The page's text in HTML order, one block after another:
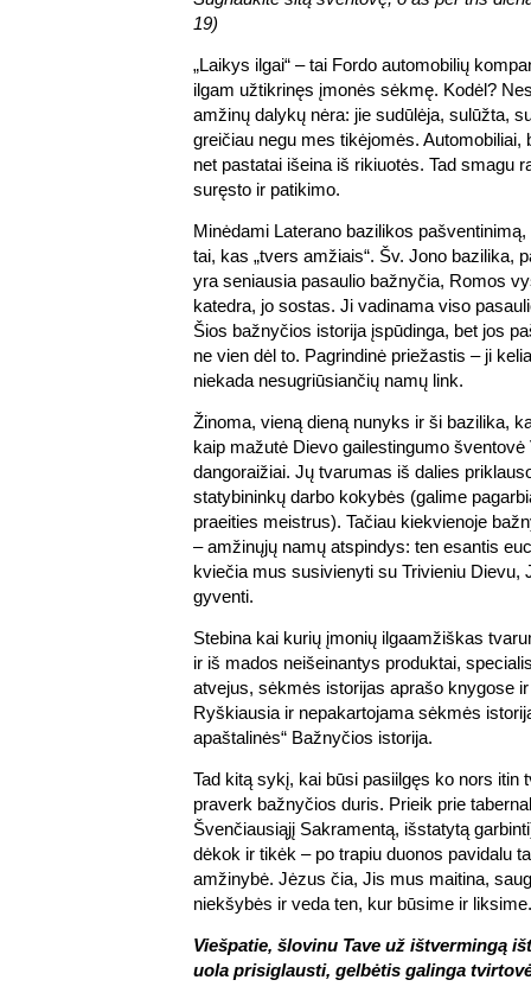
19)
„Laikys ilgai“ – tai Fordo automobilių
ilgam užtikrinęs įmonės sėkmę. Kodėl?
amžinų dalykų nėra: jie sudūlėja, sulūžta,
greičiau negu mes tikėjomės. Automobiliai,
net pastatai išeina iš rikiuotės. Tad smagu
suręsto ir patikimo.
Minėdami Laterano bazilikos
tai, kas „tvers amžiais“. Šv. Jono bazilika,
yra seniausia pasaulio bažnyčia, Romos
katedra, jo sostas. Ji vadinama viso
Šios bažnyčios istorija įspūdinga, bet jos
ne vien dėl to. Pagrindinė priežastis – ji
niekada nesugriūsiančių namų link.
Žinoma, vieną dieną nunyks ir ši bazilika,
kaip mažutė Dievo gailestingumo
dangoraižiai. Jų tvarumas iš dalies
statybininkų darbo kokybės (galime
praeities meistrus). Tačiau kiekvienoje
– amžinųjų namų atspindys: ten esantis
kviečia mus susivienyti su Trivieniu Dievu,
gyventi.
Stebina kai kurių įmonių ilgaamžiškas
ir iš mados neišeinantys produktai,
atvejus, sėkmės istorijas aprašo knygose
Ryškiausia ir nepakartojama sėkmės
apaštalinės“ Bažnyčios istorija.
Tad kitą sykį, kai būsi pasiilgęs ko nors itin
praverk bažnyčios duris. Prieik prie
Švenčiausiąjį Sakramentą, išstatytą
dėkok ir tikėk – po trapiu duonos pavidalu
amžinybė. Jėzus čia, Jis mus maitina,
niekšybės ir veda ten, kur būsime ir liksime.
Viešpatie, šlovinu Tave už ištvermingą
uola prisiglausti, gelbėtis galinga